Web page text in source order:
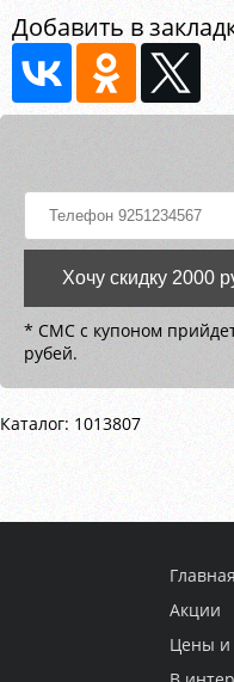
Добавить в
Хочу скидку 2000
* СМС с купоном
рубей.
Каталог: 1013807
Главная
Акции
Цены и